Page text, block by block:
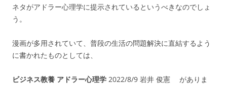
ネタがアドラー心理学に提示されているというべきなのでしょ
う。
漫画が多用されていて、普段の生活の問題解決に直結するよう
に書かれたものとしては、
ビジネス教養 アドラー心理学 2022/8/9 岩井 俊憲 がありま